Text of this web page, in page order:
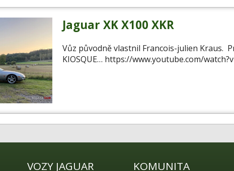
Jaguar XK X100 XKR
Vůz původně vlastnil Francois-julien Kraus.
KIOSQUE… https://www.youtube.com/
VOZY JAGUAR KOMUNITA